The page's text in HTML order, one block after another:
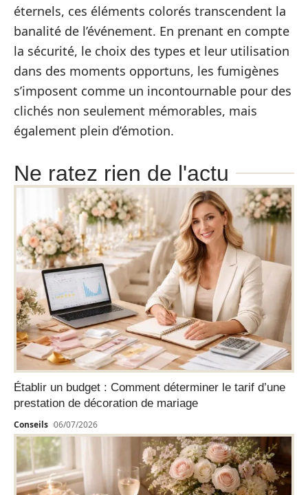
éternels, ces éléments colorés transcendent la
banalité de l’événement. En prenant en compte
la sécurité, le choix des types et leur utilisation
dans des moments opportuns, les fumigènes
s’imposent comme un incontournable pour des
clichés non seulement mémorables, mais
également plein d’émotion.
Ne ratez rien de l'actu
Établir un budget : Comment déterminer le tarif d’une
prestation de décoration de mariage
Conseils 06/07/2026